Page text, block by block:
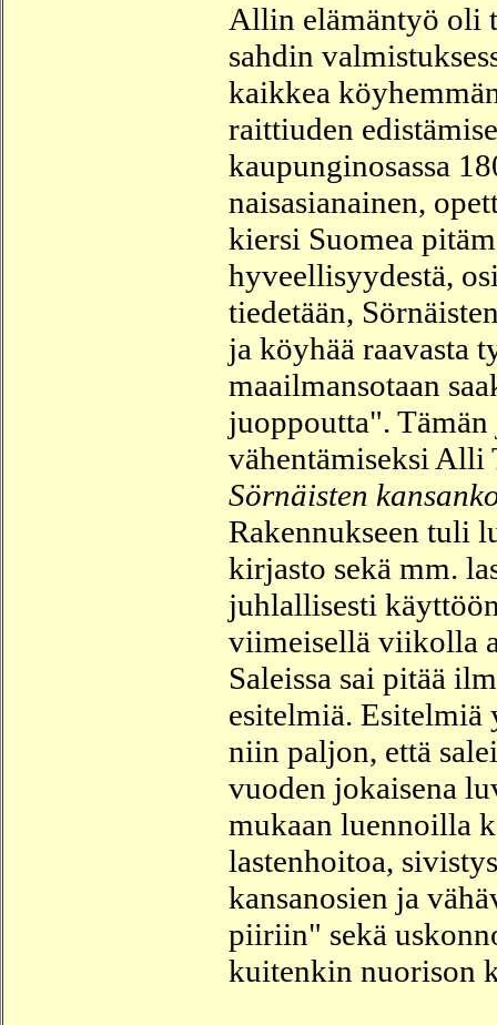
Allin elämäntyö oli
sahdin
kaikkea
raittiuden
kaupunginosassa
naisasianainen,
kiersi Suomea
hyveellisyydestä,
tiedetään,
ja köyhää raavasta
maailmansotaan
juoppoutta".
vähentämiseksi Alli
Sörnäisten
Rakennukseen tuli
kirjasto sekä mm.
juhlallisesti
viimeisellä viikolla
Saleissa sai pitää
esitelmiä. Esitelmiä
niin paljon, että
vuoden jokaisena
mukaan luennoilla
lastenhoitoa,
kansanosien ja
piiriin" sekä
kuitenkin nuorison